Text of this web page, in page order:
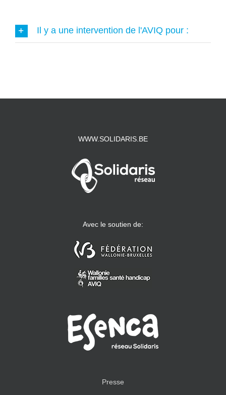
Il y a une intervention de l'AVIQ pour :
WWW.SOLIDARIS.BE
Avec le soutien de:
Presse